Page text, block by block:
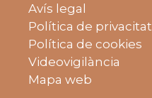
Avís legal
Política de privacitat
Política de cookies
Videovigilància
Mapa web